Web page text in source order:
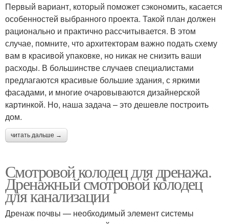
Первый вариант, который поможет сэкономить, касается
особенностей выбранного проекта. Такой план должен
рационально и практично рассчитывается. В этом
случае, помните, что архитекторам важно подать схему
вам в красивой упаковке, но никак не снизить ваши
расходы. В большинстве случаев специалистами
предлагаются красивые большие здания, с яркими
фасадами, и многие очаровываются дизайнерской
картинкой. Но, наша задача – это дешевле построить
дом.
читать дальше →
Смотровой колодец для дренажа.
Дренажный смотровой колодец
для канализации
Дренаж почвы — необходимый элемент системы